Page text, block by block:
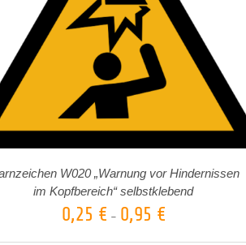
W020 „Warnung vor Hindernissen
im Kopfbereich“ selbstklebend
0,25 € – 0,95 €
AUSFÜHRUNG WÄHLEN DETAILS